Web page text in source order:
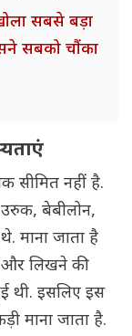
सबसे बड़ा
सबको चौंका
सीमित नहीं है.
बेबीलोन,
माना जाता है
लिखने की
थी. इसलिए इस
माना जाता है.